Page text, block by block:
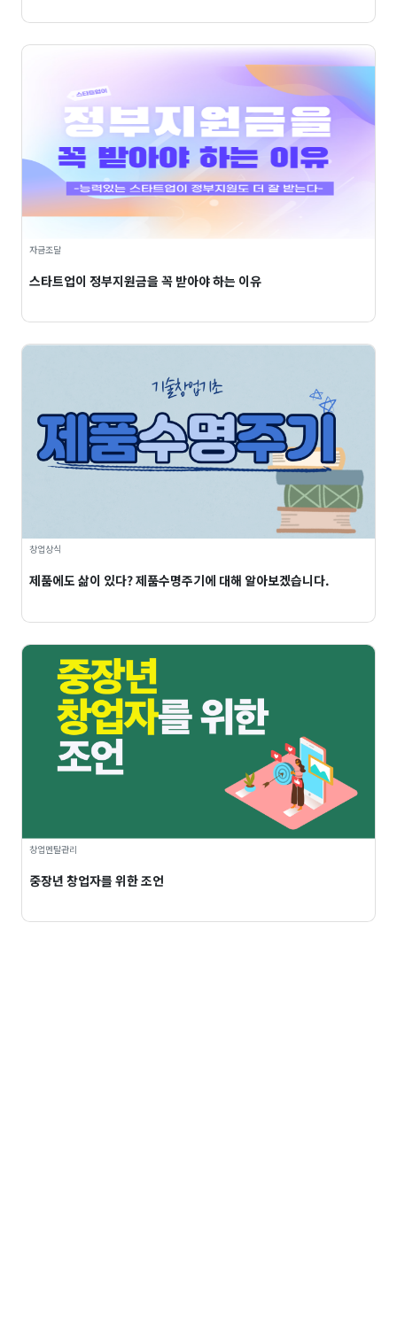
자금조달
스타트업이 정부지원금을 꼭 받아야 하는 이유
창업상식
제품에도 삶이 있다? 제품수명주기에 대해 알아보겠습니다.
창업멘탈관리
중장년 창업자를 위한 조언